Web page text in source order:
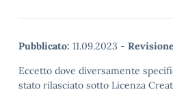
Pubblicato: 11.09.2023 -
Eccetto dove diversamente
stato rilasciato sotto Licenza